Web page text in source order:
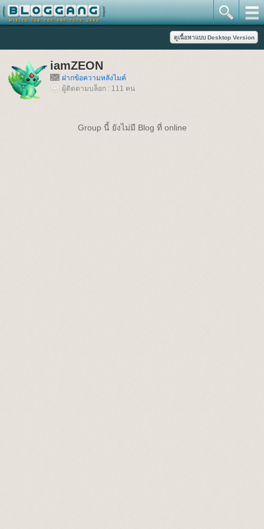
iamZEON
ฝากข้อความหลังไมค์
ผู้ติดตามบล็อก : 111 คน
Group นี้ ยังไม่มี Blog ที่ online